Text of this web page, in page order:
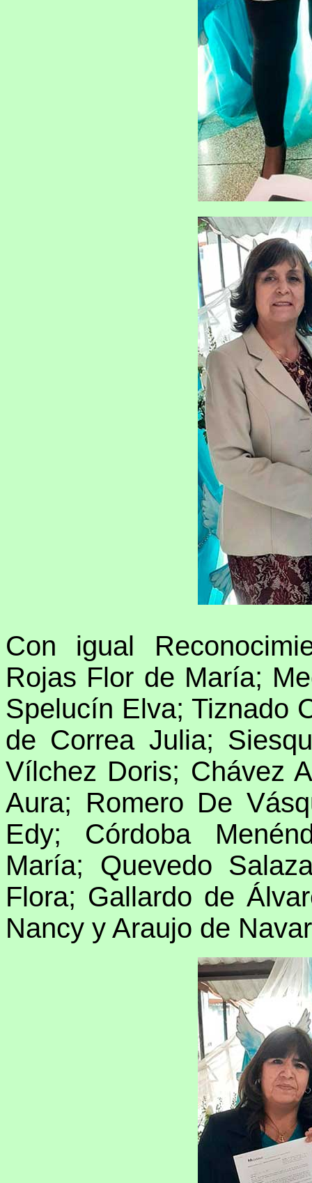
Con igual
Rojas Flor de María;
Spelucín Elva; Tiznado
de Correa Julia;
Vílchez Doris; Chávez
Aura; Romero De
Edy; Córdoba
María; Quevedo
Flora; Gallardo de
Nancy y Araujo de